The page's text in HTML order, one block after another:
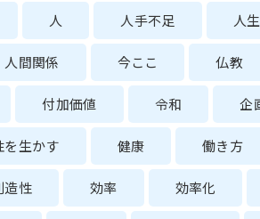
人 人手不足 人生
人間関係 今ここ 仏教
付加価値 令和 企
を生かす 健康 働き方
造性 効率 効率化